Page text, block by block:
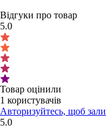
Відгуки про товар
5.0
Товар оцінили
1 користувачів
Авторизуйтесь, щоб
5.0